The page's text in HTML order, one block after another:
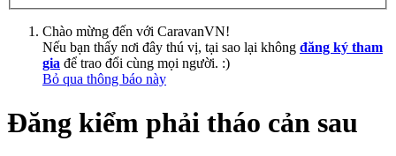
Chào mừng đến với CaravanVN!
Nếu bạn thấy nơi đây thú vị, tại sao lại không đăng ký tham
gia để trao đổi cùng mọi người. :)
Bỏ qua thông báo này
Đăng kiểm phải tháo cản sau